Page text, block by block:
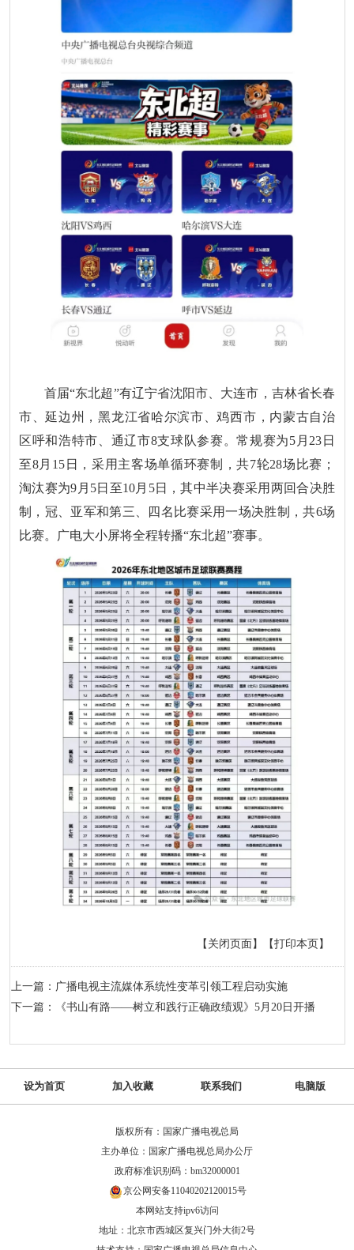
首届“东北超”有辽宁省沈阳市、大连市，吉林省长春
市、延边州，黑龙江省哈尔滨市、鸡西市，内蒙古自治
区呼和浩特市、通辽市8支球队参赛。常规赛为5月23日
至8月15日，采用主客场单循环赛制，共7轮28场比赛；
淘汰赛为9月5日至10月5日，其中半决赛采用两回合决胜
制，冠、亚军和第三、四名比赛采用一场决胜制，共6场
比赛。广电大小屏将全程转播“东北超”赛事。
【打印本页】
【关闭页面】
上一篇：广播电视主流媒体系统性变革引领工程启动实施
下一篇：《书山有路——树立和践行正确政绩观》5月20日开播
设为首页 加入收藏 联系我们 电脑版
版权所有：国家广播电视总局
主办单位：国家广播电视总局办公厅
政府标准识别码：bm32000001
京公网安备11040202120015号
本网站支持ipv6访问
地址：北京市西城区复兴门外大街2号